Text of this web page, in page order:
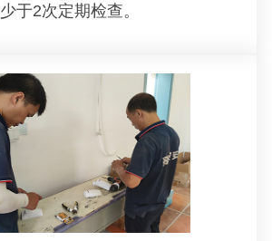
少于2次定期检查。